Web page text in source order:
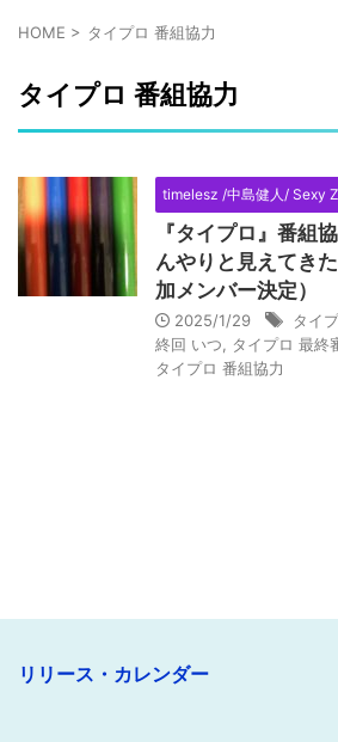
HOME > タイプロ 番組協力
タイプロ 番組協力
timelesz /中島健人/ Sexy
『タイプロ』番組
んやりと見えてき
加メンバー決定）
2025/1/29 タイ
終回 いつ
タイプロ 最終
タイプロ 番組協力
リリース・カレンダー